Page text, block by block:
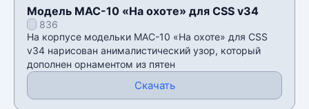
Модель MAC-10 «На охоте» для CSS v34
836
На корпусе модельки MAC-10 «На охоте» для CSS
v34 нарисован анималистический узор, который
дополнен орнаментом из пятен
Скачать